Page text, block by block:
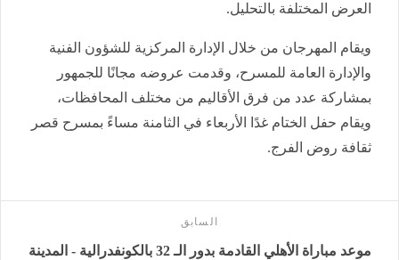
العرض المختلفة بالتحليل.
ويقام المهرجان من خلال الإدارة المركزية للشؤون الفنية
والإدارة العامة للمسرح، وقدمت عروضه مجانًا للجمهور
بمشاركة عدد من فرق الأقاليم من مختلف المحافظات،
ويقام حفل الختام غدًا الأربعاء في الثامنة مساءً بمسرح قصر
ثقافة روض الفرج.
السابق
موعد مباراة الأهلي القادمة بدور الـ 32 بالكونفدرالية - المدينة